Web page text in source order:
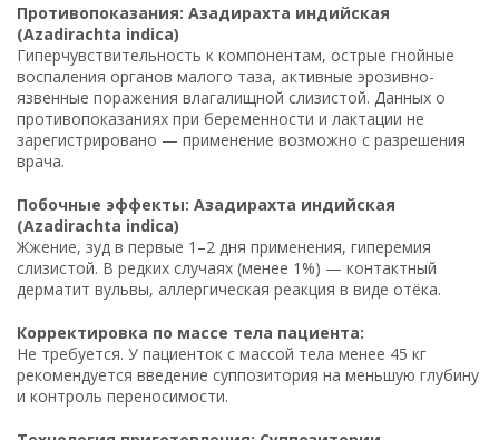
Противопоказания: Азадирахта индийская
(Azadirachta indica)
Гиперчувствительность к компонентам, острые гнойные
воспаления органов малого таза, активные эрозивно-
язвенные поражения влагалищной слизистой. Данных о
противопоказаниях при беременности и лактации не
зарегистрировано — применение возможно с разрешения
врача.
Побочные эффекты: Азадирахта индийская
(Azadirachta indica)
Жжение, зуд в первые 1–2 дня применения, гиперемия
слизистой. В редких случаях (менее 1%) — контактный
дерматит вульвы, аллергическая реакция в виде отёка.
Корректировка по массе тела пациента:
Не требуется. У пациенток с массой тела менее 45 кг
рекомендуется введение суппозитория на меньшую глубину
и контроль переносимости.